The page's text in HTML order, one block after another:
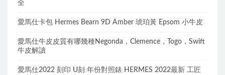
全
愛馬仕卡包 Hermes Bearn 9D Amber 琥珀黃 Epsom 小牛皮
愛馬仕牛皮皮質有哪幾種Negonda，Clemence，Togo，Swift
牛皮解讀
愛馬仕2022 刻印 U刻 年份對照錶 HERMES 2022最新 工匠